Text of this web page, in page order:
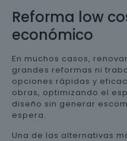
Reforma low
económico
En muchos casos,
grandes reformas ni
opciones rápidas y
obras, optimizando el
diseño sin generar
espera.
Una de las alternativas